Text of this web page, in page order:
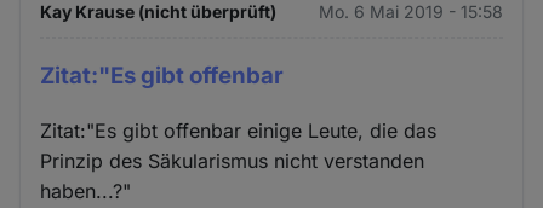
Kay Krause (nicht überprüft) Mo. 6 Mai 2019 - 15:58
Zitat:"Es gibt offenbar
Zitat:"Es gibt offenbar einige Leute, die das
Prinzip des Säkularismus nicht verstanden
haben...?"